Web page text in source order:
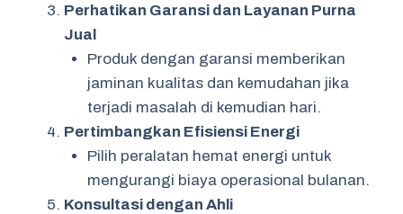
Perhatikan Garansi dan Layanan Purna
Jual
Produk dengan garansi memberikan
jaminan kualitas dan kemudahan jika
terjadi masalah di kemudian hari.
Pertimbangkan Efisiensi Energi
Pilih peralatan hemat energi untuk
mengurangi biaya operasional bulanan.
Konsultasi dengan Ahli